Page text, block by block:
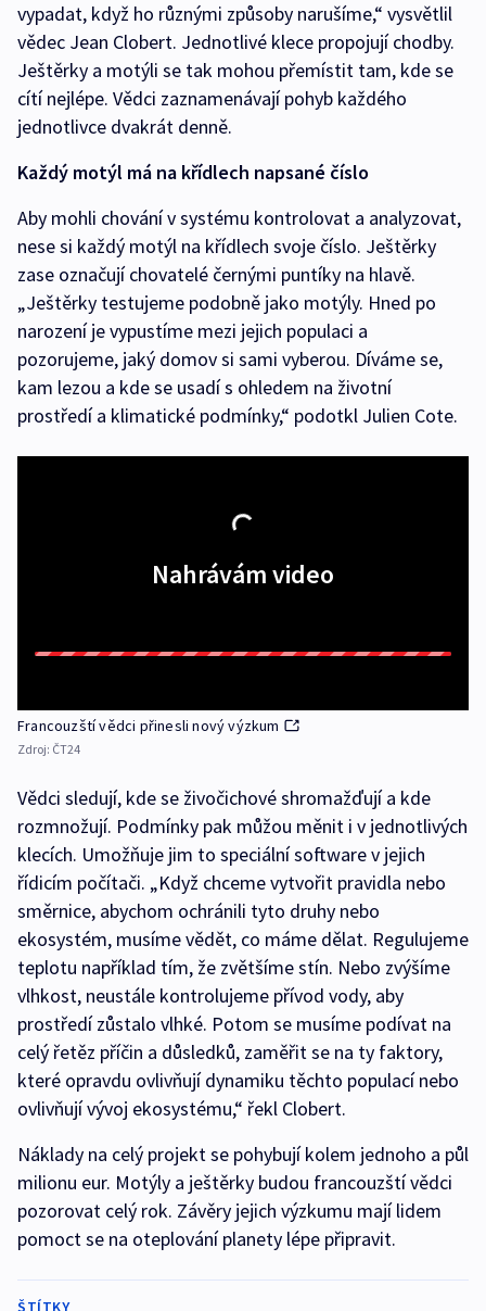
vypadat, když ho různými způsoby narušíme,“ vysvětlil
vědec Jean Clobert. Jednotlivé klece propojují chodby.
Ještěrky a motýli se tak mohou přemístit tam, kde se
cítí nejlépe. Vědci zaznamenávají pohyb každého
jednotlivce dvakrát denně.
Každý motýl má na křídlech napsané číslo
Aby mohli chování v systému kontrolovat a analyzovat,
nese si každý motýl na křídlech svoje číslo. Ještěrky
zase označují chovatelé černými puntíky na hlavě.
„Ještěrky testujeme podobně jako motýly. Hned po
narození je vypustíme mezi jejich populaci a
pozorujeme, jaký domov si sami vyberou. Díváme se,
kam lezou a kde se usadí s ohledem na životní
prostředí a klimatické podmínky,“ podotkl Julien Cote.
Nahrávám video
Francouzští vědci přinesli nový výzkum
Zdroj: ČT24
Vědci sledují, kde se živočichové shromažďují a kde
rozmnožují. Podmínky pak můžou měnit i v jednotlivých
klecích. Umožňuje jim to speciální software v jejich
řídicím počítači. „Když chceme vytvořit pravidla nebo
směrnice, abychom ochránili tyto druhy nebo
ekosystém, musíme vědět, co máme dělat. Regulujeme
teplotu například tím, že zvětšíme stín. Nebo zvýšíme
vlhkost, neustále kontrolujeme přívod vody, aby
prostředí zůstalo vlhké. Potom se musíme podívat na
celý řetěz příčin a důsledků, zaměřit se na ty faktory,
které opravdu ovlivňují dynamiku těchto populací nebo
ovlivňují vývoj ekosystému,“ řekl Clobert.
Náklady na celý projekt se pohybují kolem jednoho a půl
milionu eur. Motýly a ještěrky budou francouzští vědci
pozorovat celý rok. Závěry jejich výzkumu mají lidem
pomoct se na oteplování planety lépe připravit.
ŠTÍTKY